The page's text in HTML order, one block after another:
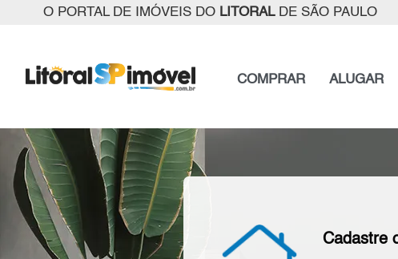
O PORTAL DE IMÓVEIS DO LITORALDE SÃO PAULO
COMPRAR ALUGAR
Cadastre